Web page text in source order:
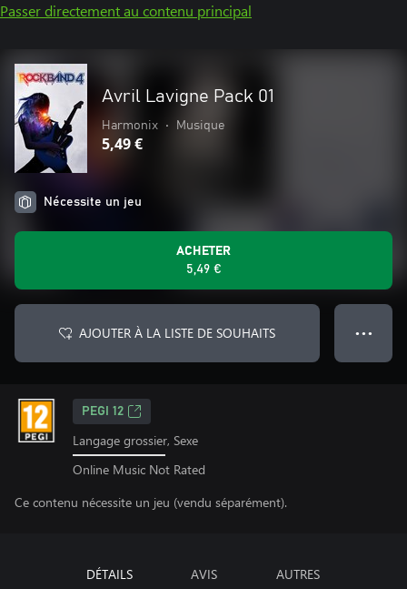
Passer directement au contenu principal
Avril Lavigne Pack 01
Harmonix • Musique
5,49 €
Nécessite un jeu
ACHETER
5,49 €
AJOUTER À LA LISTE DE SOUHAITS ● ● ●
PEGI 12
Langage grossier, Sexe
Online Music Not Rated
Ce contenu nécessite un jeu (vendu séparément).
DÉTAILS AVIS AUTRES